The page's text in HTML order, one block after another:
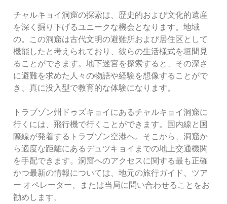
チャルキョイ洞窟の探索は、歴史的および文化的遺産
を深く掘り下げるユニークな機会となります。地域
の。この洞窟は古代文明の避難所および居住区として
機能したと考えられており、彼らの生活様式を垣間見
ることができます。地下迷宮を探索すると、その深さ
に避難を求めた人々の物語や経験を想像することがで
き、真に没入型で教育的な体験になります。
トラブゾン州ドゥズキョイにあるチャルキョイ洞窟に
行くには、飛行機で行くことができます。国内線と国
際線が発着するトラブゾン空港へ。そこから、洞窟か
ら適度な距離にあるデュツキョイまでの地上交通機関
を手配できます。洞窟へのアクセスに関する最も正確
かつ最新の情報については、地元の旅行ガイド、ツア
ー オペレーター、または当局に問い合わせることをお
勧めします。